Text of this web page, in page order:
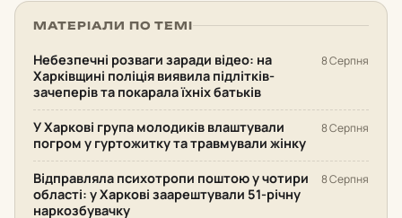
МАТЕРІАЛИ ПО ТЕМІ
Небезпечні розваги заради відео: на
Харківщині поліція виявила підлітків-
зачеперів та покарала їхніх батьків
8 Серпня
У Харкові група молодиків влаштували
погром у гуртожитку та травмували жінку
8 Серпня
Відправляла психотропи поштою у чотири
області: у Харкові заарештували 51-річну
наркозбувачку
8 Серпня